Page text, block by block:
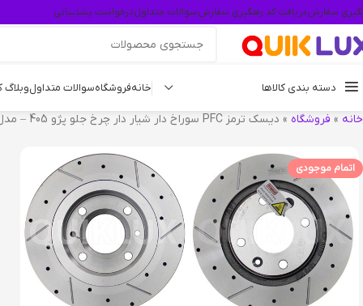
سفارشدریافت کد رهگیری سفارشسوالات متداولدرخواست پشتیبانی
دسته بندی کالاها خانهفروشگاهسوالات متداول
خانه » فروشگاه » دیسک ترمز PFC سوراخ دار شیار دار چرخ جلو پژو 405 – مدل توربو اس
اتمام موجودی